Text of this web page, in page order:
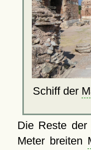
Schiff der
Die Reste
Meter breiten